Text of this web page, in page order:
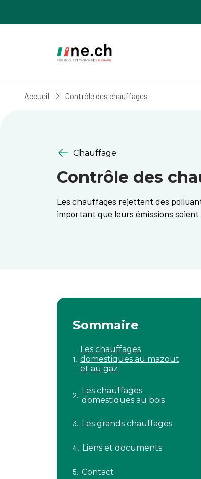
Accueil Contrôle des chauffages
Chauffage
Contrôle des
Les chauffages rejettent des
important que leurs émissions
Sommaire
Les chauffages
domestiques au mazout
et au gaz
Les chauffages
domestiques au bois
Les grands chauffages
Liens et documents
Contact